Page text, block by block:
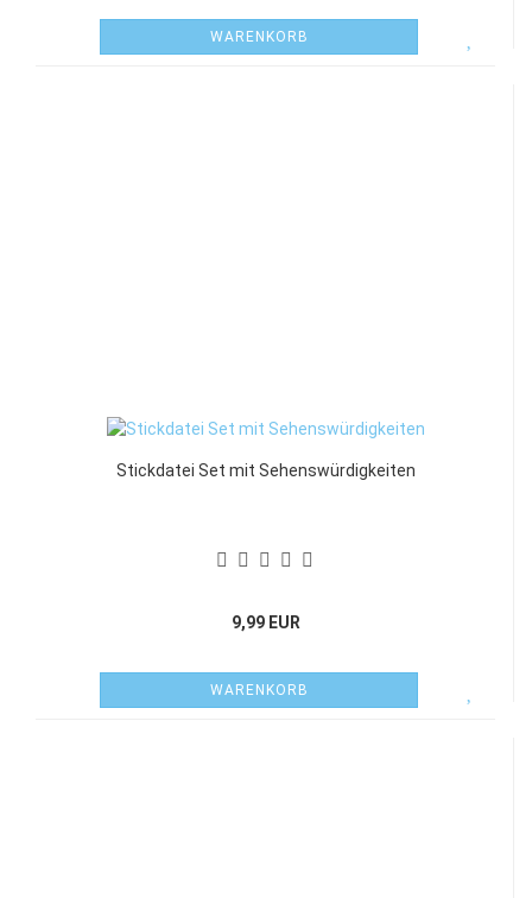
WARENKORB
Stickdatei Set mit Sehenswürdigkeiten
9,99 EUR
WARENKORB